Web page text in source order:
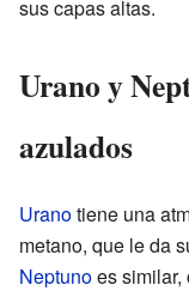
sus capas altas.
Urano y
azulados
Uranotiene una
metano, que le da
Neptunoes similar,